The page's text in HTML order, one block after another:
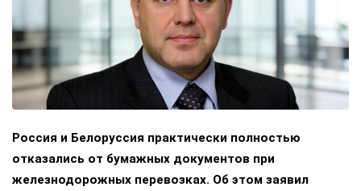
Россия и Белоруссия практически полностью
отказались от бумажных документов при
железнодорожных перевозках. Об этом заявил